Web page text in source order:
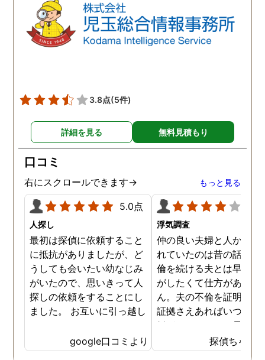
3.8点(5件)
詳細を見る 無料見積もり
口コミ
右にスクロールできます→ もっと見る
5.0点
人探し
最初は探偵に依頼すること
に抵抗がありましたが、ど
うしても会いたい幼なじみ
がいたので、思いきって人
探しの依頼をすることにし
ました。 お互いに引っ越し
いる情報も少なかったの
で、難しいかなと思ってい
google口コミより
浮気調査
仲の良い夫婦と人から言
れていたのは昔の話で、
倫を続ける夫とは早く離
がしたくて仕方がありま
ん。夫の不倫を証明でき
証拠さえあればいつでも
婚ができるのにと愚痴を
ぼしていると、姉が探偵
不倫の証拠集めを依頼し
探偵ちゃん